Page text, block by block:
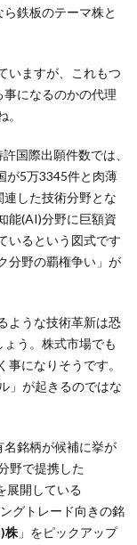
鉄板のテーマ株と
いますが、これもつ
になるのかの代理
国際出願件数では、
が5万3345件と肉薄
した技術分野とな
能(AI)分野に巨額資
いるという図式です
分野の覇権争い」が
ような技術革新は恐
う。株式市場でも
になりそうです。
」が起きるのではな
名銘柄が候補に挙が
野で提携した
展開している
グトレード向きの銘
株 」をピックアップ